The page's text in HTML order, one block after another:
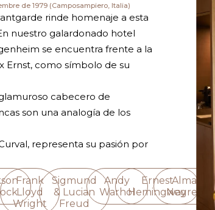
de 1979 (Camposampiero, Italia)
rinde homenaje a esta
nuestro galardonado hotel
se encuentra frente a la
Ernst, como símbolo de su
cabecero de
son una analogía de los
representa su pasión por
Frank
Lloyd
Wright
Sigmund
& Lucian
Freud
Andy
Warhol
Ernest
Hemingway
Almada
Negreiros